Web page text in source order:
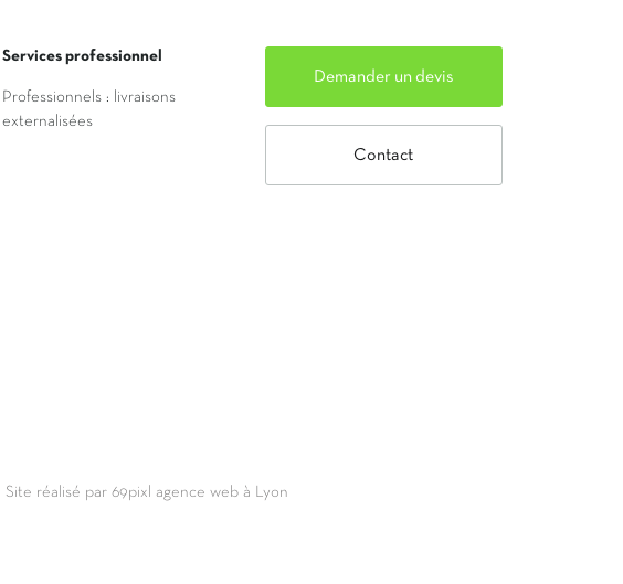
Services professionnel
Professionnels : livraisons
externalisées
Demander un devis
Contact
Site réalisé par 69pixl agence web à Lyon